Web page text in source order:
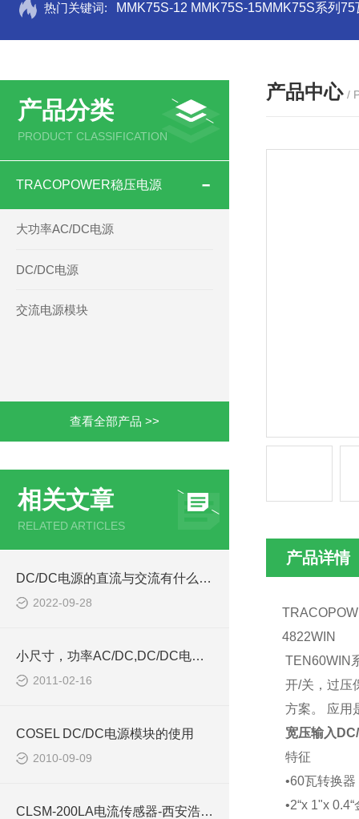
热门关键词: MMK75S-12 MMK75S-15MMK75S系列
产品分类
PRODUCT CLASSIFICATION
TRACOPOWER稳压电源
大功率AC/DC电源
DC/DC电源
交流电源模块
查看全部产品 >>
相关文章
RELATED ARTICLES
DC/DC电源的直流与交流有什么区别
2022-09-28
小尺寸，功率AC/DC,DC/DC电源模块西安浩南电子
2011-02-16
COSEL DC/DC电源模块的使用
2010-09-09
CLSM-200LA电流传感器-西安浩南电子科技商
产品中心 /
产品详情
4822WIN
TEN60WIN
开/关，过压
方案。 应用
宽压输入
特征
•60瓦转换器
•2“x 1"x